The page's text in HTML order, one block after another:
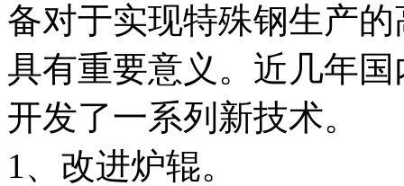
备对于实现特殊钢生产
具有重要意义。近几年
开发了一系列新技术。
1、改进炉辊。